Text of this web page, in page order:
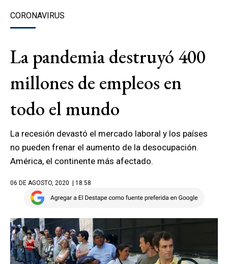
CORONAVIRUS
La pandemia destruyó 400
millones de empleos en
todo el mundo
La recesión devastó el mercado laboral y los países
no pueden frenar el aumento de la desocupación.
América, el continente más afectado.
06 DE AGOSTO, 2020 | 18.58